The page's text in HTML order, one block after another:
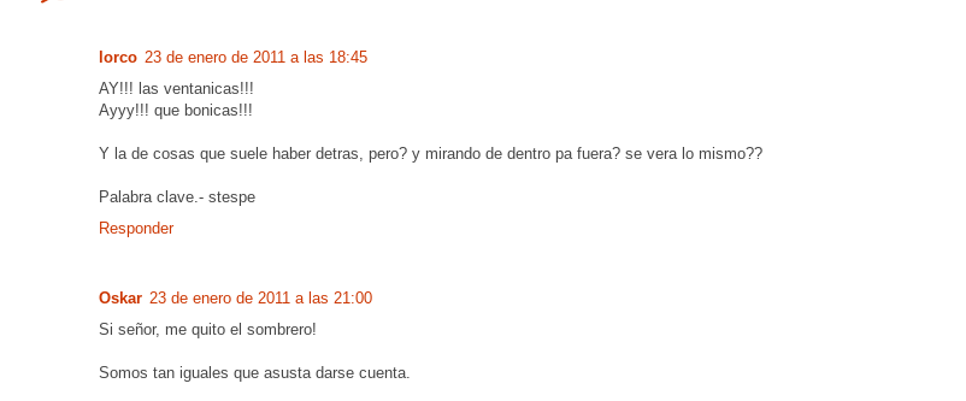
lorco 23 de enero de 2011 a las 18:45
AY!!! las ventanicas!!!
Ayyy!!! que bonicas!!!
Y la de cosas que suele haber detras, pero? y mirando de dentro pa fuera? se vera lo mismo??
Palabra clave.- stespe
Responder
Oskar 23 de enero de 2011 a las 21:00
Si señor, me quito el sombrero!
Somos tan iguales que asusta darse cuenta.